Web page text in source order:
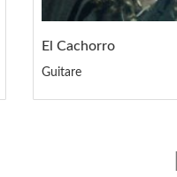
El Cachorro
Guitare